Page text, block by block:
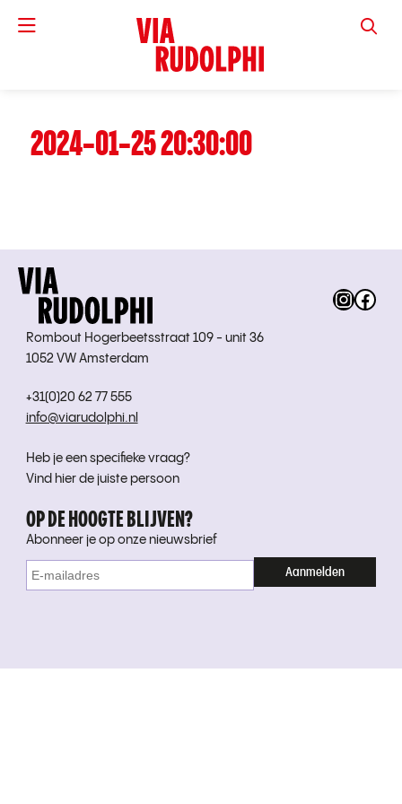
VIA
2024-01-25 20:30:00
Rombout Hogerbeetsstraat 109 - unit 36
1052 VW Amsterdam
+31(0)20 62 77 555
info@viarudolphi.nl
Heb je een specifieke vraag?
Vind hier de juiste persoon
OP DE HOOGTE BLIJVEN?
Abonneer je op onze nieuwsbrief